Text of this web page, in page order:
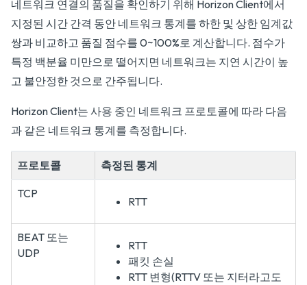
네트워크 연결의 품질을 확인하기 위해 Horizon Client에서
지정된 시간 간격 동안 네트워크 통계를 하한 및 상한 임계값
쌍과 비교하고 품질 점수를 0~100%로 계산합니다. 점수가
특정 백분율 미만으로 떨어지면 네트워크는 지연 시간이 높
고 불안정한 것으로 간주됩니다.
Horizon Client는 사용 중인 네트워크 프로토콜에 따라 다음
과 같은 네트워크 통계를 측정합니다.
프로토콜 측정된 통계
TCP
RTT
BEAT 또는
UDP
RTT
패킷 손실
RTT 변형(RTTV 또는 지터라고도